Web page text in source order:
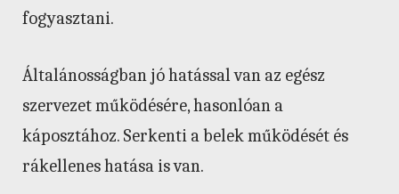
fogyasztani.
Általánosságban jó hatással van az egész
szervezet működésére, hasonlóan a
káposztához. Serkenti a belek működését és
rákellenes hatása is van.